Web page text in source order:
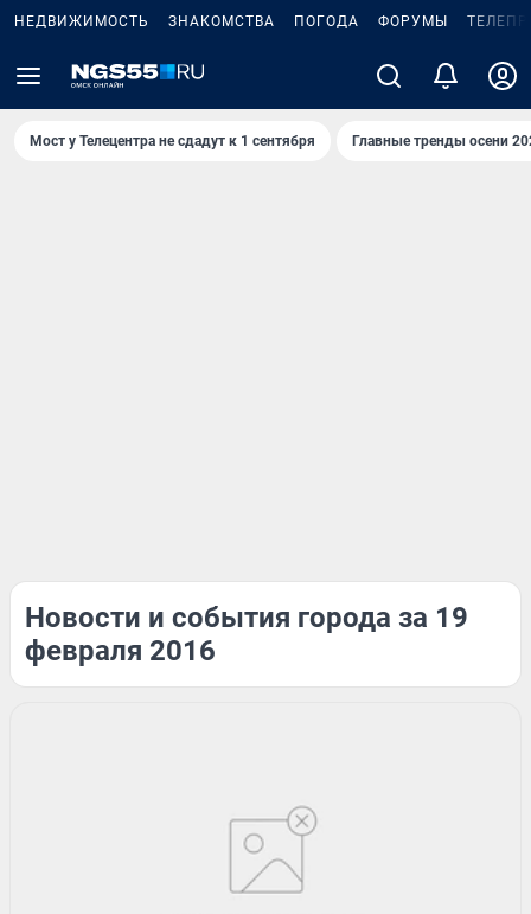
НЕДВИЖИМОСТЬ ЗНАКОМСТВА ПОГОДА ФОРУМЫ
Мост у Телецентра не сдадут к 1 сентября Главные тренды осени
Новости и события города за 19
февраля 2016